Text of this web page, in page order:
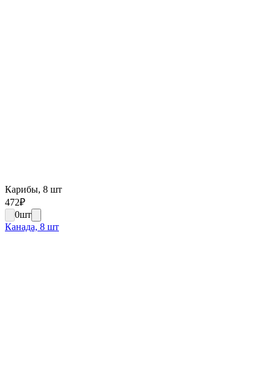
Карибы, 8 шт
472₽
0шт
Канада, 8 шт